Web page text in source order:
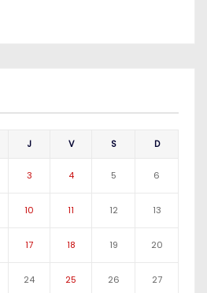
J V S D
3 4 5 6
10 11 12 13
17 18 19 20
24 25 26 27